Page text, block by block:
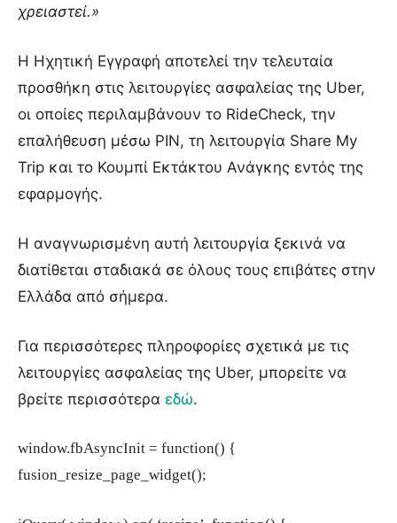
χρειαστεί.»
Η Ηχητική Εγγραφή αποτελεί την τελευταία
προσθήκη στις λειτουργίες ασφαλείας της Uber,
οι οποίες περιλαμβάνουν το RideCheck, την
επαλήθευση μέσω PIN, τη λειτουργία Share My
Trip και το Κουμπί Εκτάκτου Ανάγκης εντός της
εφαρμογής.
Η αναγνωρισμένη αυτή λειτουργία ξεκινά να
διατίθεται σταδιακά σε όλους τους επιβάτες στην
Ελλάδα από σήμερα.
Για περισσότερες πληροφορίες σχετικά με τις
λειτουργίες ασφαλείας της Uber, μπορείτε να
βρείτε περισσότερα εδώ.
window.fbAsyncInit = function() {
fusion_resize_page_widget();